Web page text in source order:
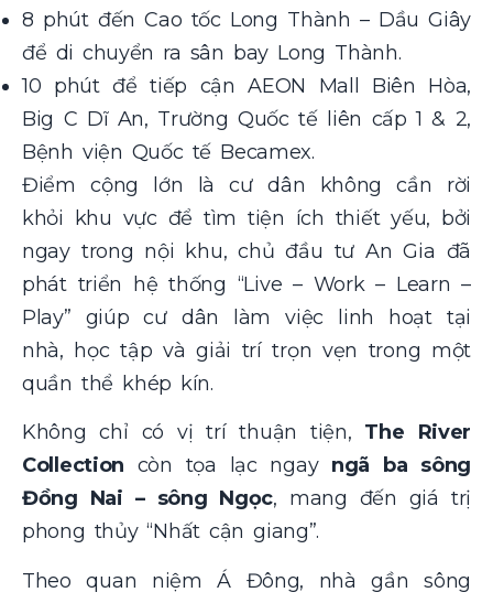
8 phút đến Cao tốc Long Thành – Dầu Giây
để di chuyển ra sân bay Long Thành.
10 phút để tiếp cận AEON Mall Biên Hòa,
Big C Dĩ An, Trường Quốc tế liên cấp 1 & 2,
Bệnh viện Quốc tế Becamex.
Điểm cộng lớn là cư dân không cần rời
khỏi khu vực để tìm tiện ích thiết yếu, bởi
ngay trong nội khu, chủ đầu tư An Gia đã
phát triển hệ thống “Live – Work – Learn –
Play” giúp cư dân làm việc linh hoạt tại
nhà, học tập và giải trí trọn vẹn trong một
quần thể khép kín.
Không chỉ có vị trí thuận tiện, The River
Collection còn tọa lạc ngay ngã ba sông
Đồng Nai – sông Ngọc, mang đến giá trị
phong thủy “Nhất cận giang”.
Theo quan niệm Á Đông, nhà gần sông